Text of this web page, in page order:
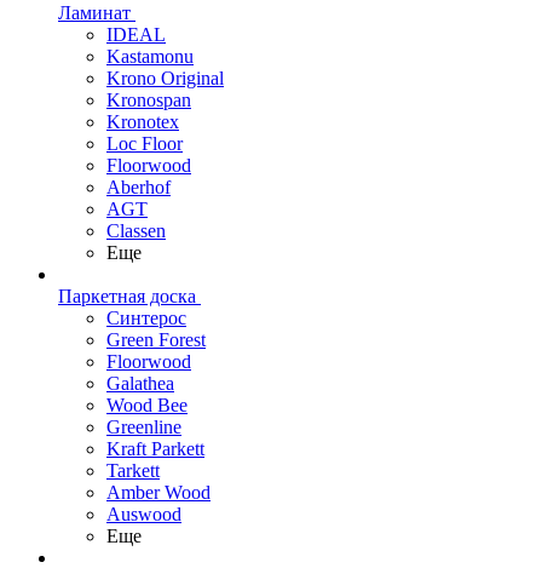
Ламинат
IDEAL
Kastamonu
Krono Original
Kronospan
Kronotex
Loc Floor
Floorwood
Aberhof
AGT
Classen
Еще
Паркетная доска
Синтерос
Green Forest
Floorwood
Galathea
Wood Bee
Greenline
Kraft Parkett
Tarkett
Amber Wood
Auswood
Еще